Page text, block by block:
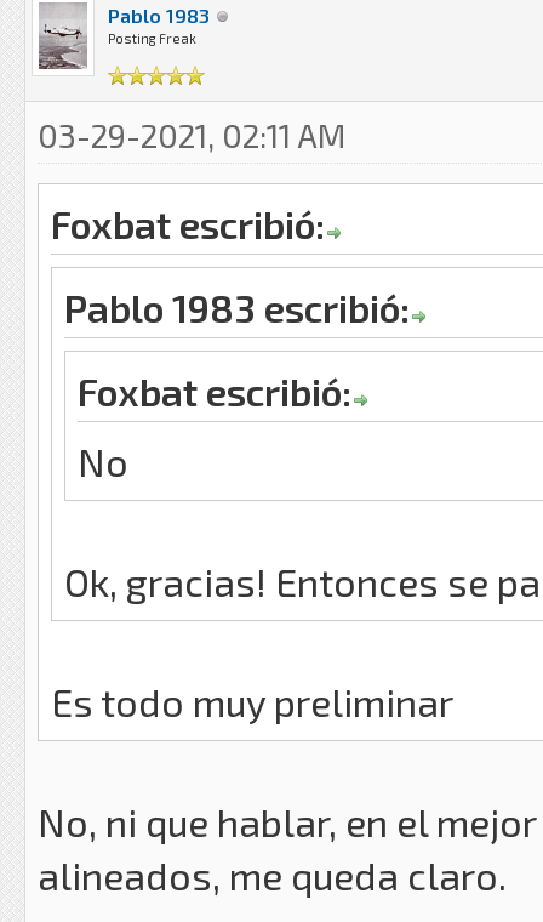
Pablo 1983
Posting Freak
03-29-2021, 02:11 AM
Foxbat escribió:
Pablo 1983 escribió:
Foxbat escribió:
No
Ok, gracias! Entonces se
Es todo muy preliminar
No, ni que hablar, en el
alineados, me queda claro.